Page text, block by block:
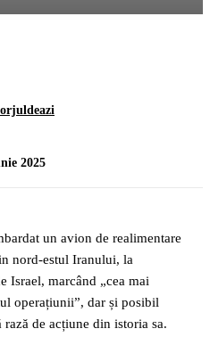
2025
un avion de realimentare
nord-estul Iranului, la
Israel, marcând „cea mai
operațiunii”, dar și posibil
de acțiune din istoria sa.